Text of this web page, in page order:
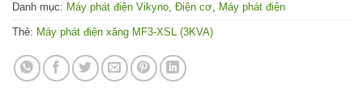
Danh mục: Máy phát điện Vikyno, Điện cơ, Máy phát điện
Thẻ: Máy phát điện xăng MF3-XSL (3KVA)